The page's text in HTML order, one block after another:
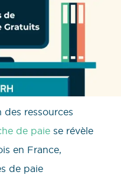
ressources
de paie se révèle
en France,
de paie